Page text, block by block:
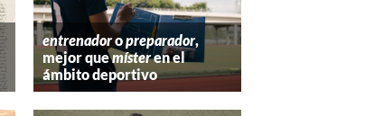
entrenadoropreparador,
mejor quemísteren el
ámbito deportivo